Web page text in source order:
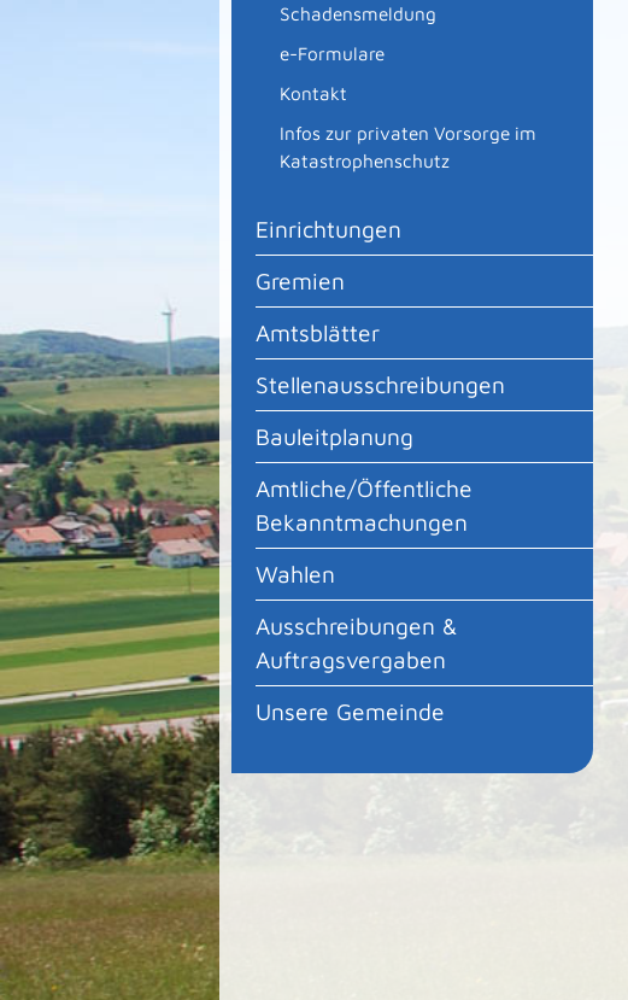
Schadensmeldung
e-Formulare
Kontakt
Infos zur privaten Vorsorge im
Katastrophenschutz
Einrichtungen
Gremien
Amtsblätter
Stellenausschreibungen
Bauleitplanung
Amtliche/Öffentliche
Bekanntmachungen
Wahlen
Ausschreibungen &
Auftragsvergaben
Unsere Gemeinde